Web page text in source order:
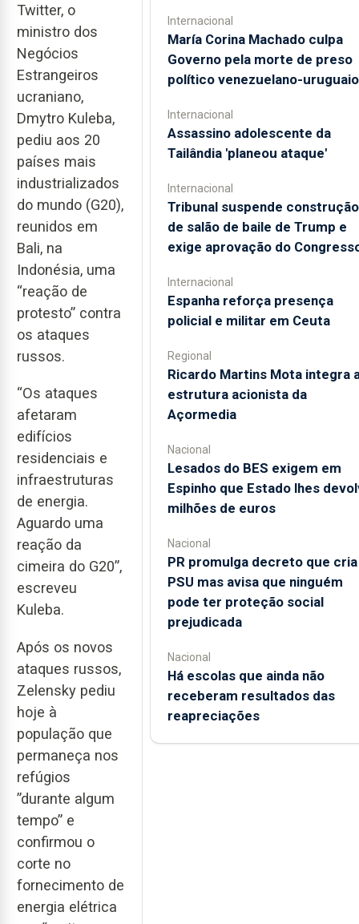
Twitter, o
ministro dos
Negócios
Estrangeiros
ucraniano,
Dmytro Kuleba,
pediu aos 20
países mais
industrializados
do mundo (G20),
reunidos em
Bali, na
Indonésia, uma
“reação de
protesto” contra
os ataques
russos.
“Os ataques
afetaram
edifícios
residenciais e
infraestruturas
de energia.
Aguardo uma
reação da
cimeira do G20”,
escreveu
Kuleba.
Após os novos
ataques russos,
Zelensky pediu
hoje à
população que
permaneça nos
refúgios
”durante algum
tempo” e
confirmou o
corte no
fornecimento de
energia elétrica
Internacional
María Corina Machado culpa
Governo pela morte de preso
político venezuelano-uruguaio
Internacional
Assassino adolescente da
Tailândia 'planeou ataque'
Internacional
Tribunal suspende construção
de salão de baile de Trump e
exige aprovação do
Internacional
Espanha reforça presença
policial e militar em Ceuta
Regional
Ricardo Martins Mota integra
estrutura acionista da
Açormedia
Nacional
Lesados do BES exigem em
Espinho que Estado lhes
milhões de euros
Nacional
PR promulga decreto que cria
PSU mas avisa que ninguém
pode ter proteção social
prejudicada
Nacional
Há escolas que ainda não
receberam resultados das
reapreciações